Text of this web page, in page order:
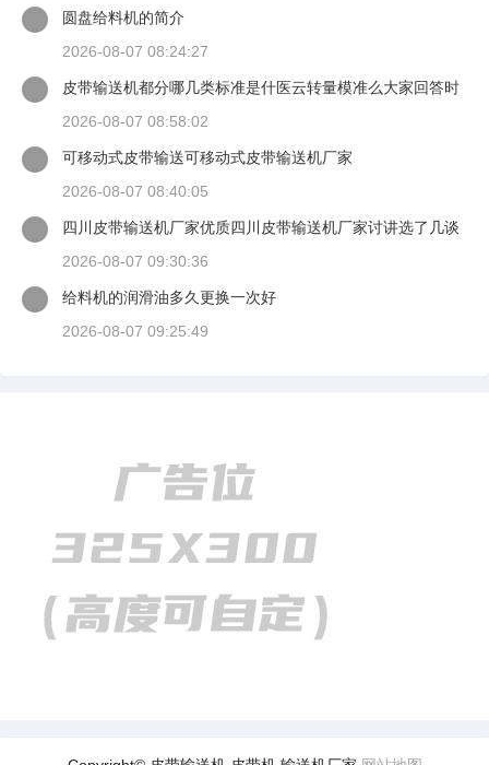
圆盘给料机的简介
2026-08-07 08:24:27
皮带输送机都分哪几类标准是什医云转量模准么大家回答时
2026-08-07 08:58:02
可移动式皮带输送可移动式皮带输送机厂家
2026-08-07 08:40:05
四川皮带输送机厂家优质四川皮带输送机厂家讨讲选了几谈
2026-08-07 09:30:36
给料机的润滑油多久更换一次好
2026-08-07 09:25:49